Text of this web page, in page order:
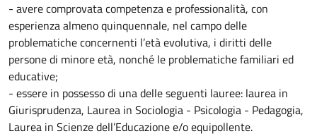
- avere comprovata competenza e professionalità, con
esperienza almeno quinquennale, nel campo delle
problematiche concernenti l’età evolutiva, i diritti delle
persone di minore età, nonché le problematiche familiari ed
educative;
- essere in possesso di una delle seguenti lauree: laurea in
Giurisprudenza, Laurea in Sociologia - Psicologia - Pedagogia,
Laurea in Scienze dell’Educazione e/o equipollente.